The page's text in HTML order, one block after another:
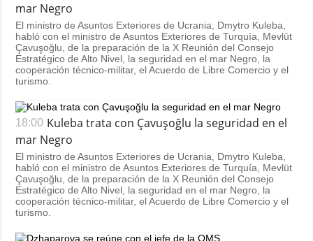
mar Negro
El ministro de Asuntos Exteriores de Ucrania, Dmytro Kuleba,
habló con el ministro de Asuntos Exteriores de Turquía, Mevlüt
Çavuşoğlu, de la preparación de la X Reunión del Consejo
Estratégico de Alto Nivel, la seguridad en el mar Negro, la
cooperación técnico-militar, el Acuerdo de Libre Comercio y el
turismo.
18:00 Kuleba trata con Çavuşoğlu la seguridad en el
mar Negro
El ministro de Asuntos Exteriores de Ucrania, Dmytro Kuleba,
habló con el ministro de Asuntos Exteriores de Turquía, Mevlüt
Çavuşoğlu, de la preparación de la X Reunión del Consejo
Estratégico de Alto Nivel, la seguridad en el mar Negro, la
cooperación técnico-militar, el Acuerdo de Libre Comercio y el
turismo.